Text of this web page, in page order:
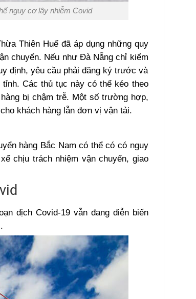
nguy cơ lây nhiễm Covid
Thiên Huế đã áp dụng những quy
chuyển. Nếu như Đà Nẵng chỉ kiểm
định, yêu cầu phải đăng ký trước và
Các thủ tục này có thể kéo theo
bị chậm trễ. Một số trường hợp,
khách hàng lẫn đơn vị vận tải.
hàng Bắc Nam có thể có có nguy
chịu trách nhiệm vận chuyển, giao
dịch Covid-19 vẫn đang diễn biến